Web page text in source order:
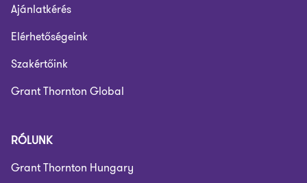
Ajánlatkérés
Elérhetőségeink
Szakértőink
Grant Thornton Global
RÓLUNK
Grant Thornton Hungary